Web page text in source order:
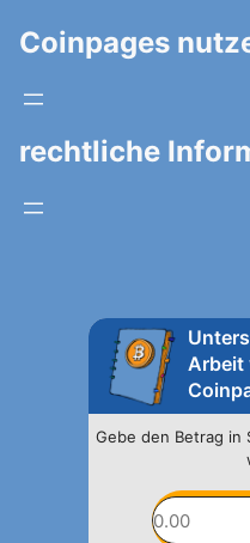
Coinpages
rechtliche
Arbeit
Gebe den Betrag in